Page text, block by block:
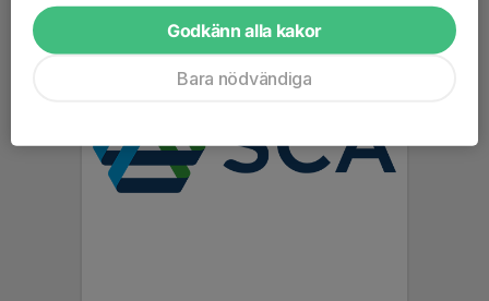
Godkänn alla kakor
Bara nödvändiga